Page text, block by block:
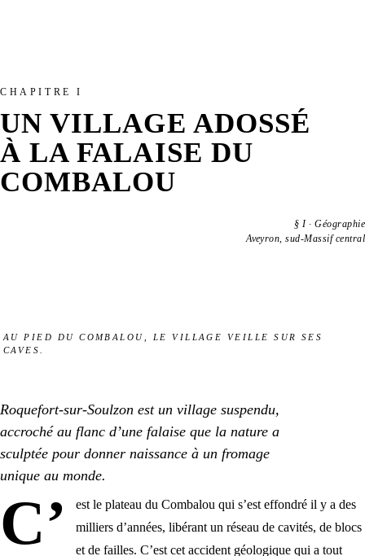
CHAPITRE I
UN VILLAGE ADOSSÉ
À LA FALAISE DU
COMBALOU
§I·Géographie
Aveyron, sud-Massif central
AU PIED DU COMBALOU, LE VILLAGE VEILLE SUR SES
CAVES.
Roquefort-sur-Soulzon est un village suspendu,
accroché au flanc d’une falaise que la nature a
sculptée pour donner naissance à un fromage
unique au monde.
C’ est le plateau du Combalou qui s’est effondré il y a des
milliers d’années, libérant un réseau de cavités, de blocs
et de failles. C’est cet accident géologique qui a tout